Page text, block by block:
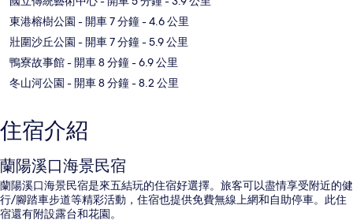
東港榕樹公園 - 開車 7 分鐘- 4.6 公里
壯圍沙丘公園 - 開車 7 分鐘- 5.9 公里
鴨寮故事館- 開車 8 分鐘- 6.9 公里
冬山河公園 - 開車 8 分鐘- 8.2 公里
住宿介紹
蘭陽溪口海景民宿
蘭陽溪口海景民宿是來五結玩的住宿好選擇。旅客可以盡情享受附近的健
行/腳踏車步道等精彩活動，住宿也提供免費無線上網和自助停車。此住
宿還有附設露台和花園。